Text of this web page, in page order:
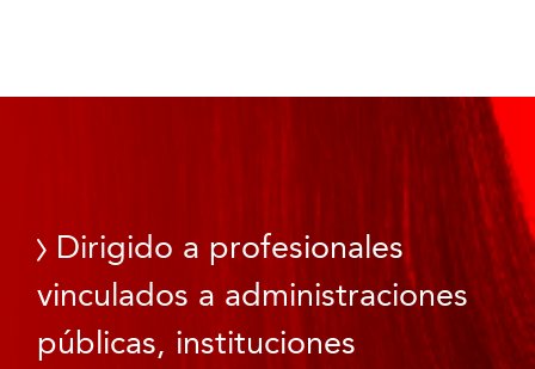
Dirigido a profesionales
vinculados a administraciones
públicas, instituciones